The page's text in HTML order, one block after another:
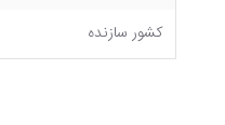
کشور سازنده